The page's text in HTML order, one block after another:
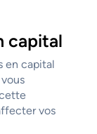
capital
en capital
vos